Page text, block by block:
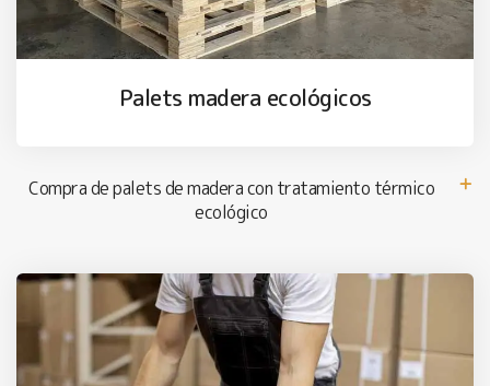
Palets madera ecológicos
Compra de palets de madera con tratamiento térmico
ecológico